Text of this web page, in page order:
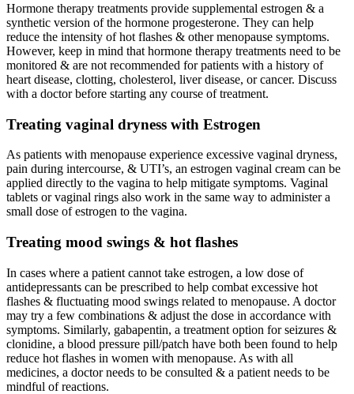
Hormone therapy treatments provide supplemental estrogen & a
synthetic version of the hormone progesterone. They can help
reduce the intensity of hot flashes & other menopause symptoms.
However, keep in mind that hormone therapy treatments need to be
monitored & are not recommended for patients with a history of
heart disease, clotting, cholesterol, liver disease, or cancer. Discuss
with a doctor before starting any course of treatment.
Treating vaginal dryness with Estrogen
As patients with menopause experience excessive vaginal dryness,
pain during intercourse, & UTI’s, an estrogen vaginal cream can be
applied directly to the vagina to help mitigate symptoms. Vaginal
tablets or vaginal rings also work in the same way to administer a
small dose of estrogen to the vagina.
Treating mood swings & hot flashes
In cases where a patient cannot take estrogen, a low dose of
antidepressants can be prescribed to help combat excessive hot
flashes & fluctuating mood swings related to menopause. A doctor
may try a few combinations & adjust the dose in accordance with
symptoms. Similarly, gabapentin, a treatment option for seizures &
clonidine, a blood pressure pill/patch have both been found to help
reduce hot flashes in women with menopause. As with all
medicines, a doctor needs to be consulted & a patient needs to be
mindful of reactions.